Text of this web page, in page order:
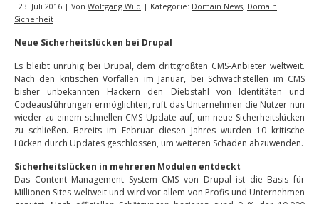
23. Juli 2016 | Von Wolfgang Wild | Kategorie: Domain News, Domain
Sicherheit
Neue Sicherheitslücken bei Drupal
Es bleibt unruhig bei Drupal, dem drittgrößten CMS-Anbieter weltweit.
Nach den kritischen Vorfällen im Januar, bei Schwachstellen im CMS
bisher unbekannten Hackern den Diebstahl von Identitäten und
Codeausführungen ermöglichten, ruft das Unternehmen die Nutzer nun
wieder zu einem schnellen CMS Update auf, um neue Sicherheitslücken
zu schließen. Bereits im Februar diesen Jahres wurden 10 kritische
Lücken durch Updates geschlossen, um weiteren Schaden abzuwenden.
Sicherheitslücken in mehreren Modulen entdeckt
Das Content Management System CMS von Drupal ist die Basis für
Millionen Sites weltweit und wird vor allem von Profis und Unternehmen